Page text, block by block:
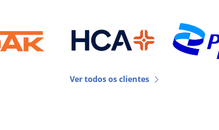
Ver todos os clientes